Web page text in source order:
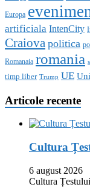
Europa
artificiala IntenCity
Craiova politica
Romanaia romania
timp liber Trump UE
Articole recente
Cultura
6 august 2026
Cultura